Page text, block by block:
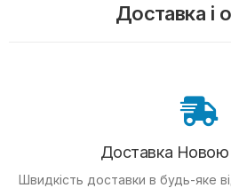
Доставка і
Доставка
Швидкість доставки в будь-яке